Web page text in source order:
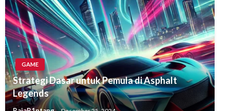
GAME
Strategi Dasar untuk Pemula di Asphalt
Legends